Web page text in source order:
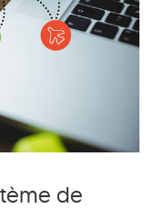
de